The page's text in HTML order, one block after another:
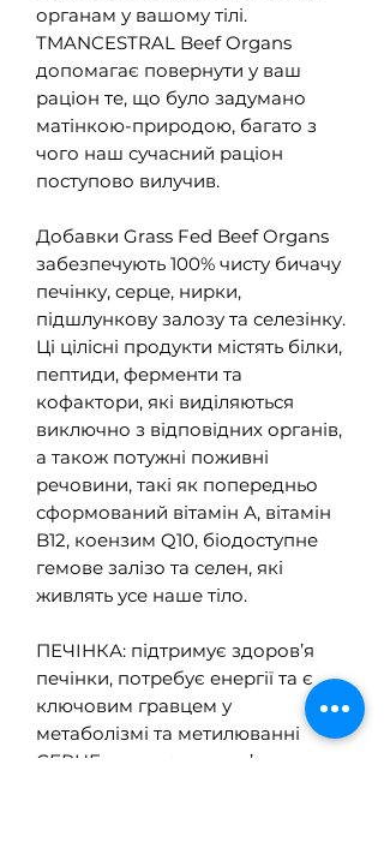
органам у вашому тілі.
TMANCESTRAL Beef Organs
допомагає повернути у ваш
раціон те, що було задумано
матінкою-природою, багато з
чого наш сучасний раціон
поступово вилучив.
Добавки Grass Fed Beef Organs
забезпечують 100% чисту бичачу
печінку, серце, нирки,
підшлункову залозу та селезінку.
Ці цілісні продукти містять білки,
пептиди, ферменти та
кофактори, які виділяються
виключно з відповідних органів,
а також потужні поживні
речовини, такі як попередньо
сформований вітамін А, вітамін
B12, коензим Q10, біодоступне
гемове залізо та селен, які
живлять усе наше тіло.
ПЕЧІНКА: підтримує здоров’я
печінки, потребує енергії та є
ключовим гравцем у
метаболізмі та метилюванні
СЕРЦЕ: сприяє здоров’ю серця